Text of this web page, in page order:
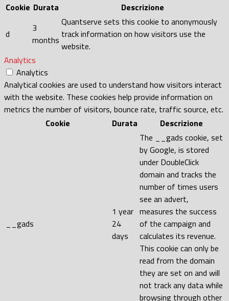
Cookie Durata Descrizione
d
3
months
Quantserve sets this cookie to anonymously
track information on how visitors use the
website.
Analytics
Analytics
Analytical cookies are used to understand how visitors interact
with the website. These cookies help provide information on
metrics the number of visitors, bounce rate, traffic source, etc.
Cookie
Durata Descrizione
__gads
1 year
24
days
The __gads cookie, set
by Google, is stored
under DoubleClick
domain and tracks the
number of times users
see an advert,
measures the success
of the campaign and
calculates its revenue.
This cookie can only be
read from the domain
they are set on and will
not track any data while
browsing through other